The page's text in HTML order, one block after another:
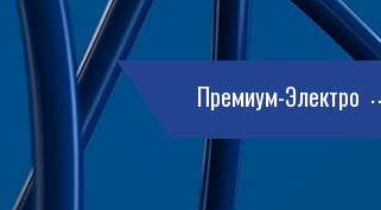
Премиум-Электро